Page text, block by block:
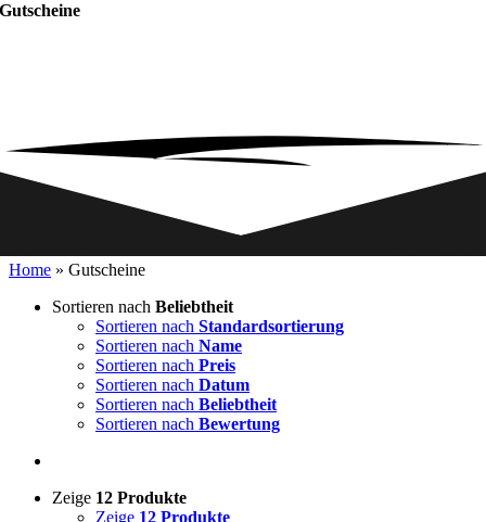
Gutscheine
Home » Gutscheine
Sortieren nach Beliebtheit
Sortieren nach Standardsortierung
Sortieren nach Name
Sortieren nach Preis
Sortieren nach Datum
Sortieren nach Beliebtheit
Sortieren nach Bewertung
Zeige 12 Produkte
Zeige 12 Produkte